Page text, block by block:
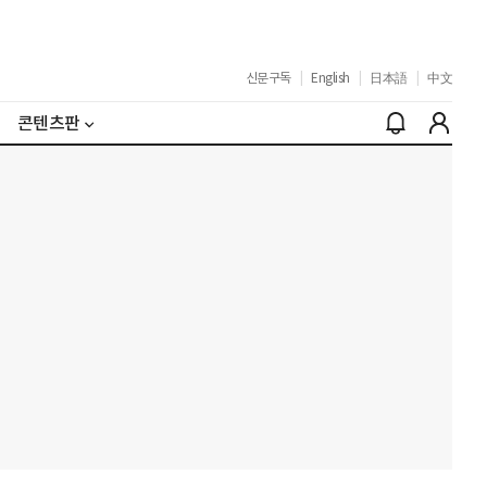
신문구독 English 日本語 中文
콘텐츠판